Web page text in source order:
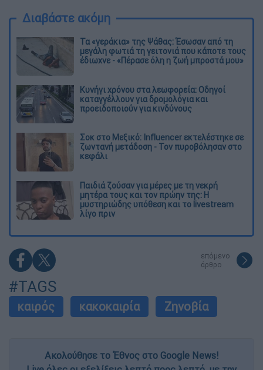
Διαβάστε ακόμη
Τα «γεράκια» της Ψάθας: Έσωσαν από τη
μεγάλη φωτιά τη γειτονιά που κάποτε τους
έδιωχνε - «Πέρασε όλη η ζωή μπροστά μου»
Κυνήγι χρόνου στα λεωφορεία: Οδηγοί
καταγγέλλουν για δρομολόγια και
προειδοποιούν για κινδύνους
Σοκ στο Μεξικό: Influencer εκτελέστηκε σε
ζωντανή μετάδοση - Τον πυροβόλησαν στο
κεφάλι
Παιδιά ζούσαν για μέρες με τη νεκρή
μητέρα τους και τον πρώην της: Η
μυστηριώδης υπόθεση και το livestream
λίγο πριν
επόμενο
άρθρο
#TAGS
καιρός κακοκαιρία Ζηνοβία
Ακολούθησε το Έθνος στο Google News!